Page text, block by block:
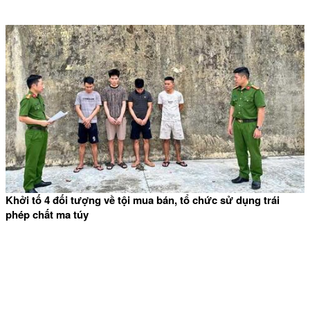
Khởi tố 4 đối tượng về tội mua bán, tổ chức sử dụng trái
phép chất ma túy